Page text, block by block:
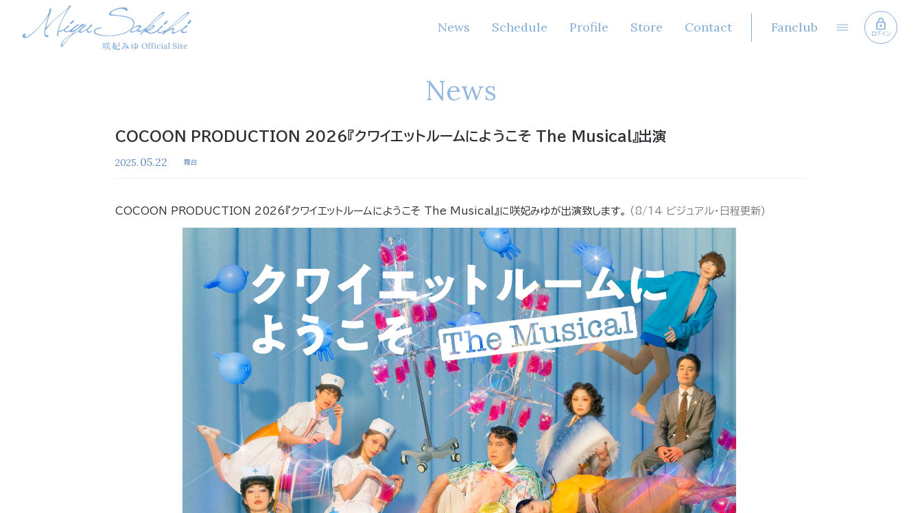
News Schedule Profile Store Contact Fanclub ログイン
News
COCOON PRODUCTION 2026『クワイエットルームにようこそ The Musical』出演
2025. 05.22 舞台
COCOON PRODUCTION 2026『クワイエットルームにようこそ The Musical』に咲妃みゆが出演致します。 (8/14 ビジュアル・日程更新)